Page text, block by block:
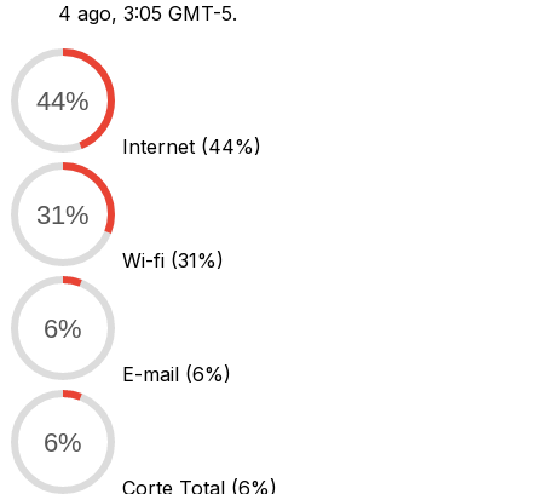
4 ago, 3:05 GMT-5.
44%
Internet (44%)
31%
Wi-fi (31%)
6%
E-mail (6%)
6%
Corte Total (6%)